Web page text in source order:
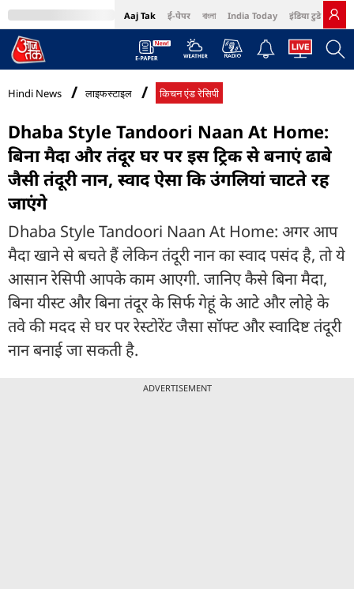
Aaj Tak ई-पेपर বাংলা India Today इंडिया टुडे हिंदी
MumbaiTak Cosmopolitan Harper's Bazaar Northeast
Hindi News लाइफस्टाइल किचन एंड रेसिपी
Dhaba Style Tandoori Naan At Home:
बिना मैदा और तंदूर घर पर इस ट्रिक से बनाएं ढाबे
जैसी तंदूरी नान, स्वाद ऐसा कि उंगलियां चाटते रह
जाएंगे
Dhaba Style Tandoori Naan At Home: अगर आप
मैदा खाने से बचते हैं लेकिन तंदूरी नान का स्वाद पसंद है, तो ये
आसान रेसिपी आपके काम आएगी. जानिए कैसे बिना मैदा,
बिना यीस्ट और बिना तंदूर के सिर्फ गेहूं के आटे और लोहे के
तवे की मदद से घर पर रेस्टोरेंट जैसा सॉफ्ट और स्वादिष्ट तंदूरी
नान बनाई जा सकती है.
ADVERTISEMENT